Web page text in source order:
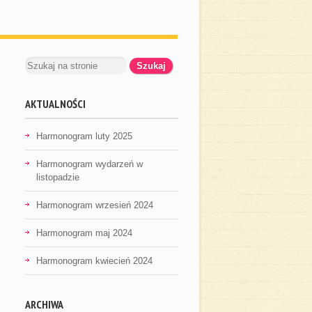
AKTUALNOŚCI
Harmonogram luty 2025
Harmonogram wydarzeń w
listopadzie
Harmonogram wrzesień 2024
Harmonogram maj 2024
Harmonogram kwiecień 2024
ARCHIWA